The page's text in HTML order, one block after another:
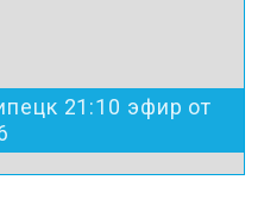
21:10 эфир от